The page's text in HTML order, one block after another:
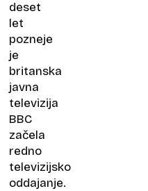
deset
let
pozneje
je
britanska
javna
televizija
BBC
začela
redno
televizijsko
oddajanje.